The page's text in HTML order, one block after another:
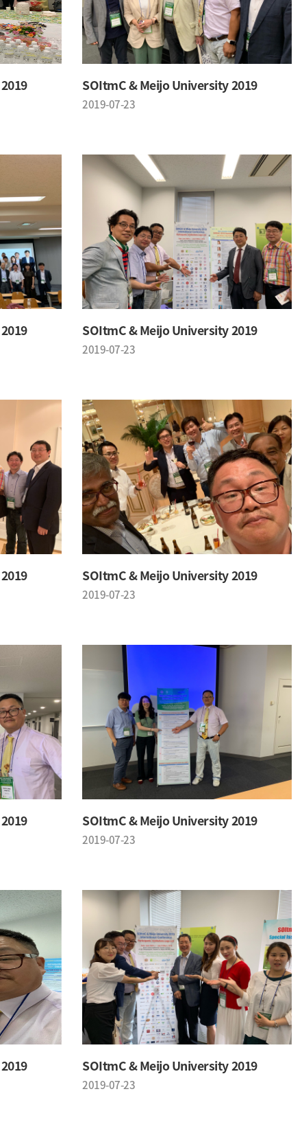
SOItmC & Meijo University 2019
2019-07-23
SOItmC & Meijo University 2019
2019-07-23
SOItmC & Meijo University 2019
2019-07-23
SOItmC & Meijo University 2019
2019-07-23
SOItmC & Meijo University 2019
2019-07-23